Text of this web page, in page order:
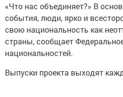
«Что нас объединяет?» В
события, люди, ярко и
свою национальность как
страны, сообщает
национальностей.
Выпуски проекта выходят